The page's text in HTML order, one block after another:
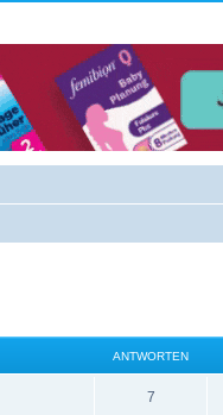
ANTWORTEN
7